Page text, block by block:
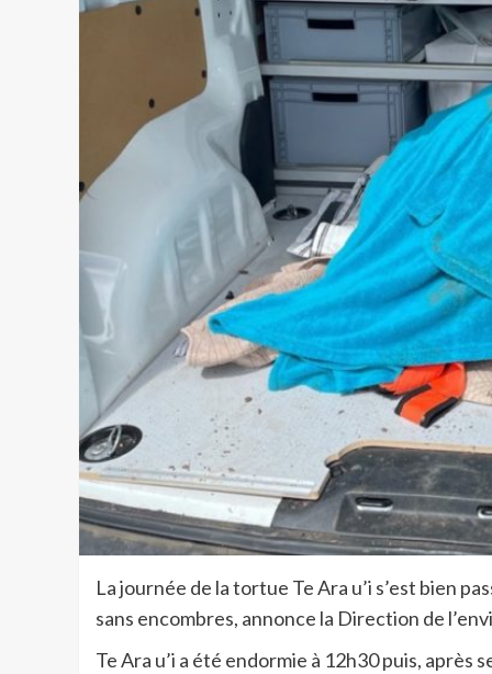
La journée de la tortue Te Ara u’i s’est bien
sans encombres, annonce la Direction de
Te Ara u’i a été endormie à 12h30 puis, après